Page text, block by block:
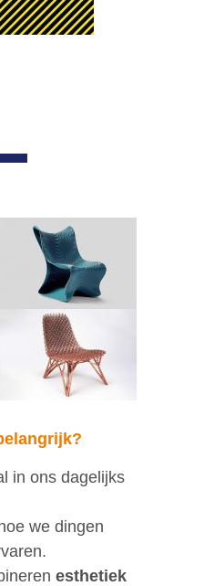
in ons dagelijks
we dingen
esthetiek